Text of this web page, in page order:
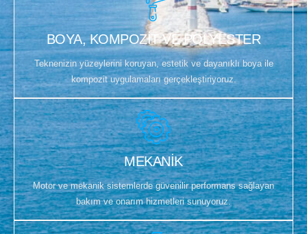
BOYA, KOMPOZİT VE POLYESTER
Teknenizin yüzeylerini koruyan, estetik ve dayanıklı boya ile
kompozit uygulamaları gerçekleştiriyoruz.
MEKANİK
Motor ve mekanik sistemlerde güvenilir performans sağlayan
bakım ve onarım hizmetleri sunuyoruz.